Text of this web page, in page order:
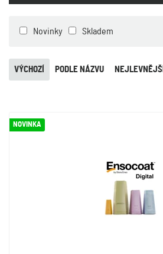
Novinky Skladem
NEJLEVNĚJŠÍ
PODLE NÁZVU
VÝCHOZÍ
NOVINKA